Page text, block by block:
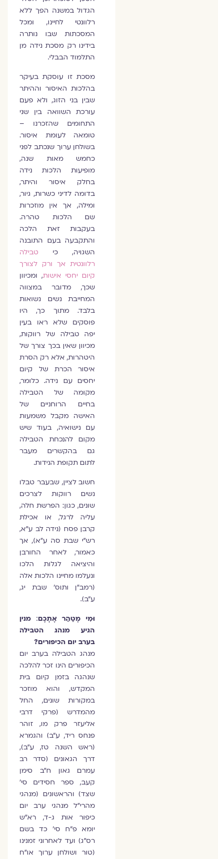
הגדול במשנה הפך ללא
רלוונטי לחיינו, ומכל
המסכתות שבו נותרה
בידינו רק מסכת נידה מן
התלמוד הבבלי.
מסכת זו עוסקת בעיקר
בהלכות האיסור וההיתר
שבין בני הזוג, ולא פעם
עורכת השוואה בין שני
התחומים שהזכרנו –
טומאה לעומת איסור.
בשולחן ערוך שנכתב לפני
כחמש מאות שנה,
מופיעות הלכות נידה
בחלק איסור והיתר,
בדומה לדיני כשרות, גיור,
ומילה, אך אין מוזכרות
שם הלכות טהרה.
בעקבות זאת הלכה
והתקבעה בעם התובנה
השגויה, כי
טבילה
רלוונטית אך ורק לצורך
קיום יחסי אישות, ומכיוון
שכך, מדובר במצווה
המחייבת נשים נשואות
בלבד. מתוך כך, היו
פוסקים שלא ראו בעין
יפה טבילה של רווקות,
מכיוון שאין בכך צורך של
היטהרות, אלא רק הסרת
איסור הכרת של קיום
יחסים עם נידה. כלומר,
מקומה של הטבילה
בחיים הרוחניים של
האישה מקבל משמעות
עם נישואיה, בעוד שיש
מקום להנכחת הטבילה
גם בהקשרים מעבר
לתום תקופת הנידות.
חשוב לציין, שבעבר טבלו
נשים רווקות לצרכים
שונים, כגון: הפרשת חלה,
עליה לרגל, או אכילת
קרבן פסח (נידה לב ע"א,
רש"י שבת סה ע"א), אך
כאמור, לאחר החורבן
והיציאה לגלות הלכו
ונעלמו מחיינו הלכות אלה
(רמב"ן ותוס' שבת יג,
ע"ב).
וּמִי מְטַהֵר אֶתְכֶם: מנין
הגיע מנהג הטבילה
בערב יום הכיפורים?
מנהג הטבילה בערב יום
הכיפורים הינו זכר להלכה
שנהגה בזמן קיום בית
המקדש, והוא מוזכר
במקורות שונים, החל
מהמדרש (פרקי דרבי
אליעזר פרק מו, זוהר
פנחס ריד, ע"ב) והגמרא
(ראש השנה טז, ע"ב),
דרך הגאונים (סדר רב
עמרם גאון ח"ב סימן
קעב, ספר חסידים סי'
שצד) והראשונים (מנהגי
מהרי"ל מנהגי ערב יום
כיפור אות ג-ד, רא"ש
יומא פ"ח סי' כד בשם
רס"ג) ועד לאחרוני זמנינו
(טור ושולחן ערוך או"ח